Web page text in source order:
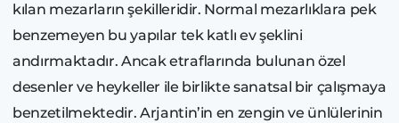
kılan mezarların şekilleridir. Normal mezarlıklara pek
benzemeyen bu yapılar tek katlı ev şeklini
andırmaktadır. Ancak etraflarında bulunan özel
desenler ve heykeller ile birlikte sanatsal bir çalışmaya
benzetilmektedir. Arjantin’in en zengin ve ünlülerinin